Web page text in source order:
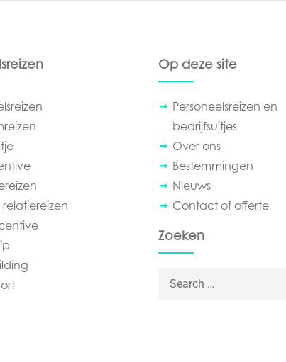
relatiereizen
Op deze site
Personeelsreizen en
bedrijfsuitjes
Over ons
Bestemmingen
Nieuws
Contact of offerte
Zoeken
Search for: